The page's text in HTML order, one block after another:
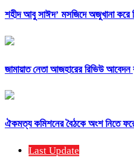
শহীদ আবু সাঈদ’ মসজিদে অজুখানা করে
জামায়াত নেতা আজহারের রিভিউ আবেদন
ঐকমত্য কমিশনের বৈঠকে অংশ নিতে
Last Update